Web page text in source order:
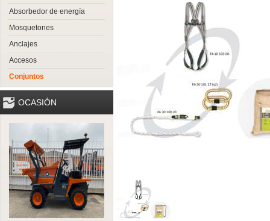
Absorbedor de energía
Mosquetones
Anclajes
Accesos
Conjuntos
OCASIÓN